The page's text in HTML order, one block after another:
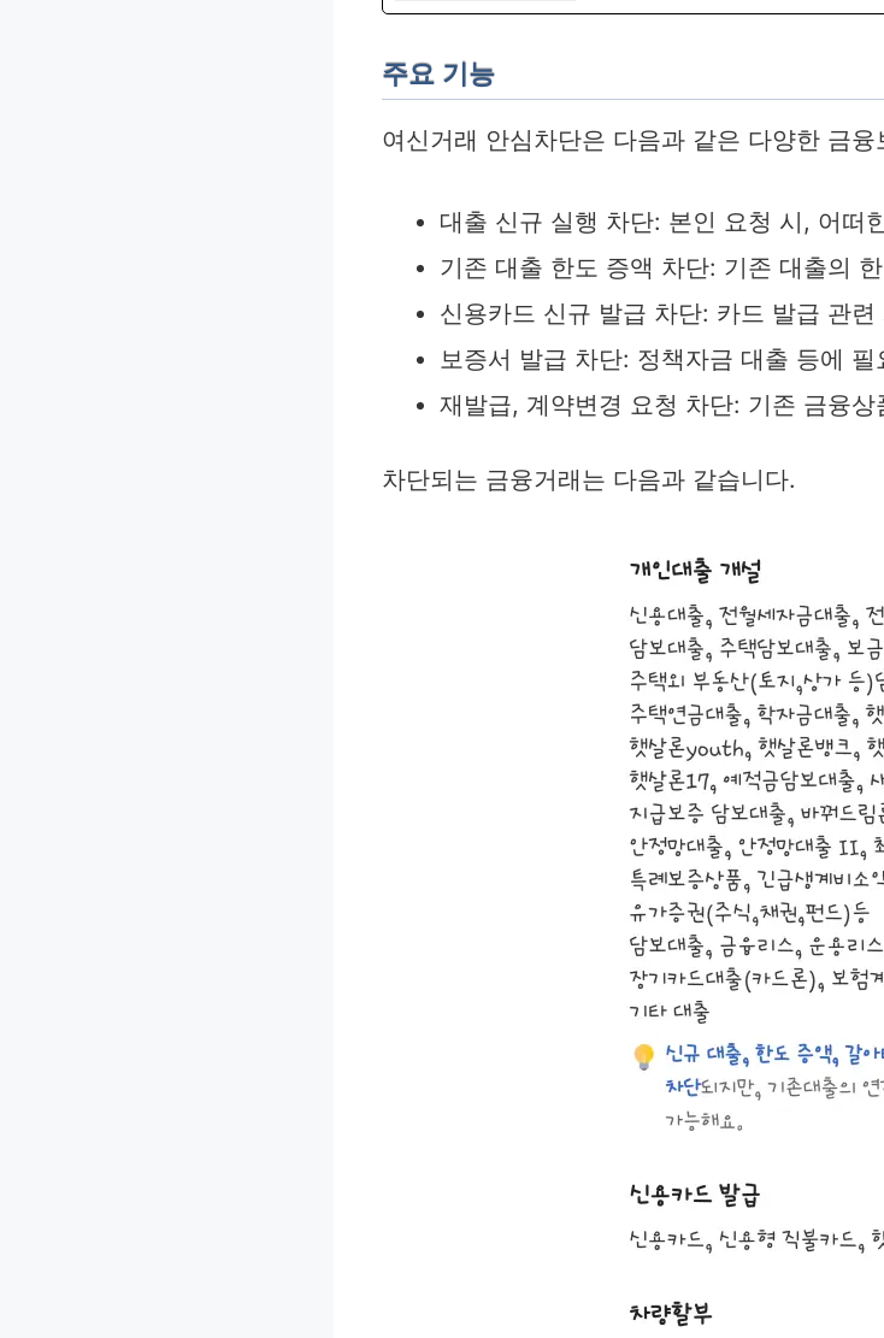
주요 기능
여신거래 안심차단은 다음과 같은 다양한 금
대출 신규 실행 차단: 본인 요청 시, 어떠
기존 대출 한도 증액 차단: 기존 대출의
신용카드 신규 발급 차단: 카드 발급 관련
보증서 발급 차단: 정책자금 대출 등에
재발급, 계약변경 요청 차단: 기존 금융
차단되는 금융거래는 다음과 같습니다.